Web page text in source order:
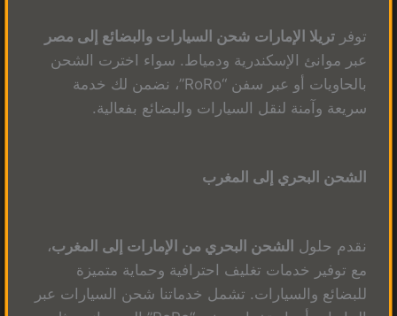
توفرتريلا الإمارات شحن السيارات والبضائع إلى مصر
عبر موانئ الإسكندرية ودمياط. سواء اخترت الشحن
بالحاويات أو عبر سفن “RoRo”، نضمن لك خدمة
سريعة وآمنة لنقل السيارات والبضائع بفعالية.
الشحن البحري إلى المغرب
نقدم حلول الشحن البحري من الإمارات إلى المغرب،
مع توفير خدمات تغليف احترافية وحماية متميزة
للبضائع والسيارات. تشمل خدماتنا شحن السيارات عبر